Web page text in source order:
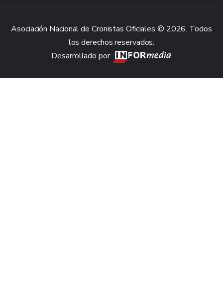
Asociación Nacional de Cronistas Oficiales © 2026. Todos
los derechos reservados.
Desarrollado por